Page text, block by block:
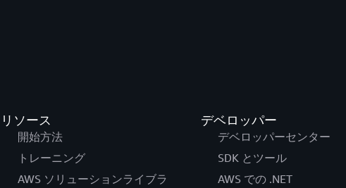
リソース
開始方法
トレーニング
AWS ソリューションライブラ
デベロッパー
デベロッパーセンター
SDK とツール
AWS での .NET